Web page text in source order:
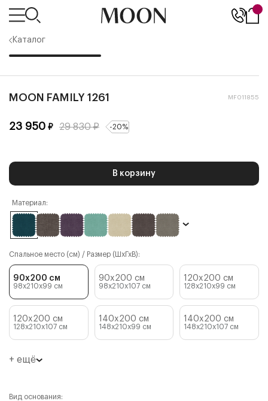
Каталог
MOON FAMILY 1261 MF011855
23 950 ₽ 29 830₽ -20%
В корзину
Материал:
Спальное место (см) / Размер (ШхГхВ):
90x200 см
98x210x99 см
90x200 см
98x210x107см
120x200 см
128x210x99 см
120x200 см
128x210x107 см
140x200 см
148x210x99 см
140x200 см
148x210x107 см
+ ещё
Вид основания: